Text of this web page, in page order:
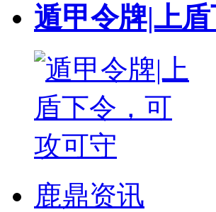
遁甲令牌|上
鹿鼎资讯